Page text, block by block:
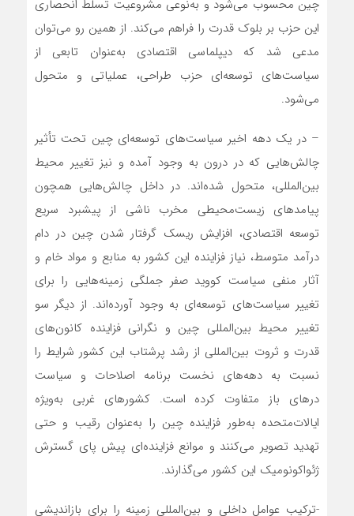
چین محسوب می‌شود و به‌نوعی مشروعیت تسلط انحصاری
این حزب بر بلوک قدرت را فراهم می‌کند. از همین رو می‌توان
مدعی شد که دیپلماسی اقتصادی به‌عنوان تابعی از
سیاست‌های توسعه‌ای حزب طراحی، عملیاتی و متحول
می‌شود.
– در یک دهه اخیر سیاست‌های توسعه‌ای چین تحت تأثیر
چالش‌هایی که در درون به وجود آمده و نیز تغییر محیط
بین‌المللی، متحول شده‌اند. در داخل چالش‌هایی همچون
پیامدهای زیست‌محیطی مخرب ناشی از پیشبرد سریع
توسعه اقتصادی، افزایش ریسک گرفتار شدن چین در دام
درآمد متوسط، نیاز فزاینده این کشور به منابع و مواد خام و
آثار منفی سیاست کووید صفر جملگی زمینه‌هایی را برای
تغییر سیاست‌های توسعه‌ای به وجود آورده‌اند. از دیگر سو
تغییر محیط بین‌المللی چین و نگرانی فزاینده کانون‌های
قدرت و ثروت بین‌المللی از رشد پرشتاب این کشور شرایط را
نسبت به دهه‌های نخست برنامه اصلاحات و سیاست
درهای باز متفاوت کرده است. کشورهای غربی به‌ویژه
ایالات‌متحده به‌طور فزاینده چین را به‌عنوان رقیب و حتی
تهدید تصویر می‌کنند و موانع فزاینده‌ای پیش پای گسترش
ژئواکونومیک این کشور می‌گذارند.
-ترکیب عوامل داخلی و بین‌المللی زمینه را برای بازاندیشی